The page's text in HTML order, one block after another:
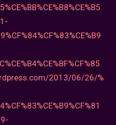
2013/06/26/%